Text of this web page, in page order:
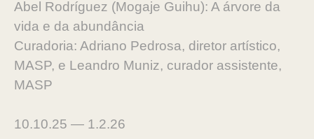
Abel Rodríguez (Mogaje Guihu): A árvore da
vida e da abundância
Curadoria: Adriano Pedrosa, diretor artístico,
MASP, e Leandro Muniz, curador assistente,
MASP
10.10.25 — 1.2.26